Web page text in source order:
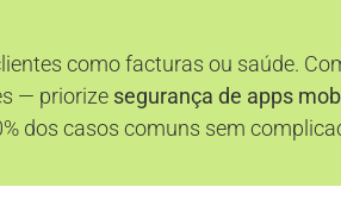
como facturas ou saúde.
— priorize segurança de apps
dos casos comuns sem